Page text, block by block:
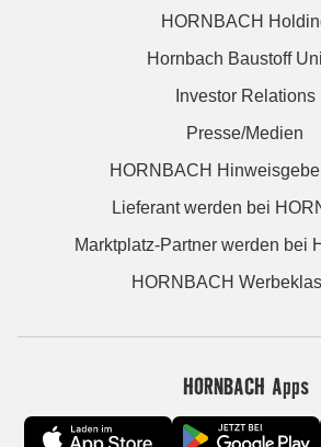
HORNBACH
Hornbach Baustoff
Investor Relations
Presse/Medien
HORNBACH
Lieferant werden bei
Marktplatz-Partner werden bei
HORNBACH
HORNBACH Apps